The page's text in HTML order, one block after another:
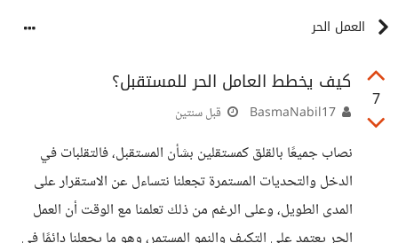
العمل الحر
7
كيف يخطط العامل الحر للمستقبل؟
قبل سنتين
نصاب جميعًا بالقلق كمستقلين بشأن المستقبل، فالتقلبات في
الدخل والتحديات المستمرة تجعلنا نتساءل عن الاستقرار على
المدى الطويل، وعلى الرغم من ذلك تعلمنا مع الوقت أن العمل